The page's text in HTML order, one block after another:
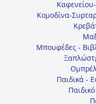
Κομοδίνα-
Μπουφέδες -
Παιδικά -